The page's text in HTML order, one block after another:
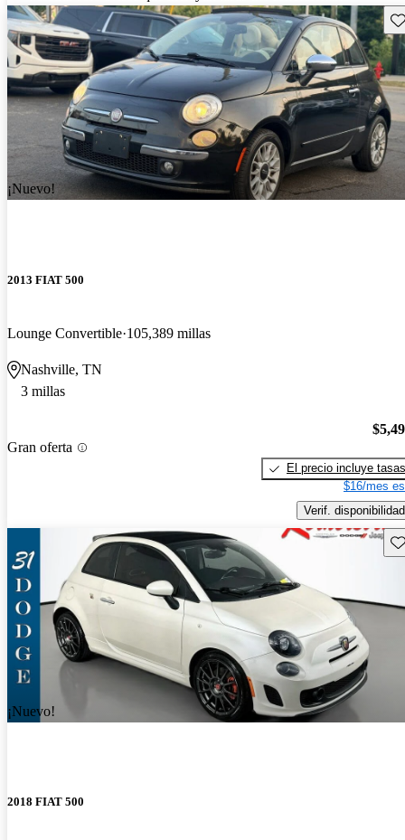
¡Nuevo!
2013 FIAT 500
Lounge Convertible 105,389 millas
Nashville, TN
3 millas
Gran oferta
El precio incluye tasas
$16/mes
Verif. disponibilidad
¡Nuevo!
2018 FIAT 500